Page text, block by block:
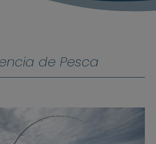
de Pesca